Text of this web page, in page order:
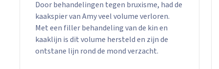
Door behandelingen tegen bruxisme, had de
kaakspier van Amy veel volume verloren.
Met een filler behandeling van de kin en
kaaklijn is dit volume hersteld en zijn de
ontstane lijn rond de mond verzacht.